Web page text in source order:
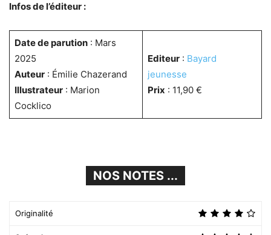
Infos de l’éditeur :
Date de parution: Mars
2025
Auteur: Émilie Chazerand
Illustrateur: Marion
Cocklico
Editeur: Bayard
jeunesse
Prix : 11,90 €
NOS NOTES ...
Originalité